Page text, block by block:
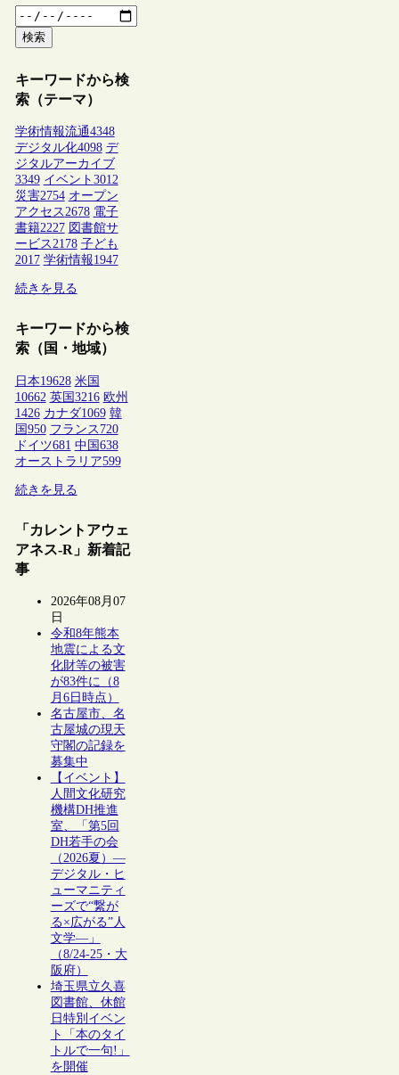
検索
キーワードから検
索（テーマ）
学術情報流通4348
デジタル化4098 デ
ジタルアーカイブ
3349 イベント 3012
災害2754 オープン
アクセス2678 電子
書籍2227 図書館サ
ービス2178 子ども
2017 学術情報1947
続きを見る
キーワードから検
索（国・地域）
日本19628 米国
10662 英国 3216 欧州
1426 カナダ1069 韓
国 950 フランス 720
ドイツ681 中国 638
オーストラリア599
続きを見る
「カレントアウェ
アネス-R」新着記
事
2026年08月07
日
令和8年熊本
地震による文
化財等の被害
が83件に（8
月6日時点）
名古屋市、名
古屋城の現天
守閣の記録を
募集中
【イベント】
人間文化研究
機構DH推進
室、「第5回
DH若手の会
（2026夏）―
デジタル・ヒ
ューマニティ
ーズで“繋が
る×広がる”人
文学―」
（8/24-25・大
阪府）
埼玉県立久喜
図書館、休館
日特別イベン
ト「本のタイ
トルで一句!」
を開催